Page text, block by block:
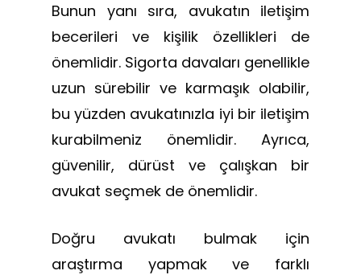
Bunun yanı sıra, avukatın iletişim
becerileri ve kişilik özellikleri de
önemlidir. Sigorta davaları genellikle
uzun sürebilir ve karmaşık olabilir,
bu yüzden avukatınızla iyi bir iletişim
kurabilmeniz önemlidir. Ayrıca,
güvenilir, dürüst ve çalışkan bir
avukat seçmek de önemlidir.
Doğru avukatı bulmak için
araştırma yapmak ve farklı